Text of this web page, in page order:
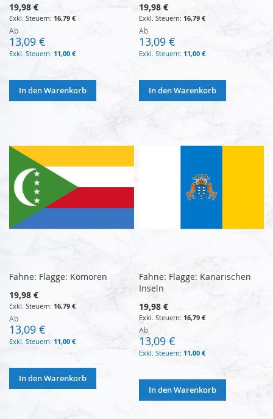
19,98 €
16,79 €
Ab
13,09 €
11,00 €
In den Warenkorb
19,98 €
16,79 €
Ab
13,09 €
11,00 €
In den Warenkorb
Fahne: Flagge: Komoren
19,98 €
16,79 €
Ab
13,09 €
11,00 €
In den Warenkorb
Fahne: Flagge: Kanarischen
Inseln
19,98 €
16,79 €
Ab
13,09 €
11,00 €
In den Warenkorb